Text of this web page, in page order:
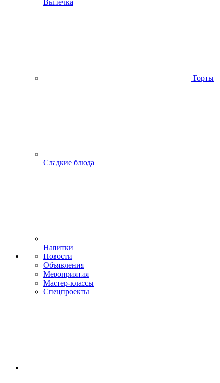
Выпечка
Торты
Сладкие блюда
Напитки
Новости
Объявления
Мероприятия
Мастер-классы
Спецпроекты